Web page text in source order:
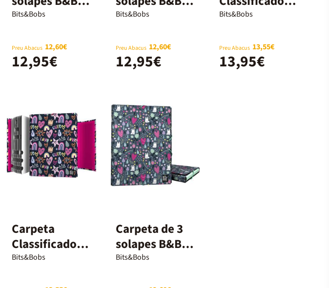
Goal Time
Bits&Bobs
Preu Abacus 12,60€
12,95€
Miau
Bits&Bobs
Preu Abacus 12,60€
12,95€
B&B Awesome
Bits&Bobs
Preu Abacus 13,55€
13,95€
Carpeta
Classificadora
B&B Cute
Bits&Bobs
Carpeta de 3
solapes B&B
Park
Bits&Bobs